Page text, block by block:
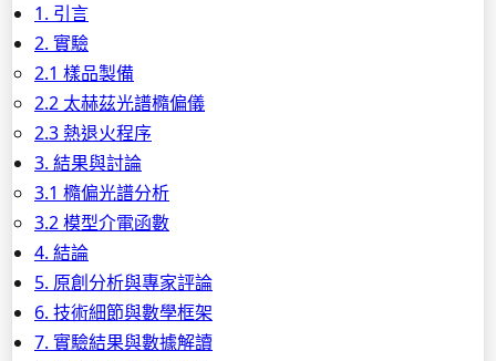
1. 引言
2. 實驗
2.1 樣品製備
2.2 太赫茲光譜橢偏儀
2.3 熱退火程序
3. 結果與討論
3.1 橢偏光譜分析
3.2 模型介電函數
4. 結論
5. 原創分析與專家評論
6. 技術細節與數學框架
7. 實驗結果與數據解讀